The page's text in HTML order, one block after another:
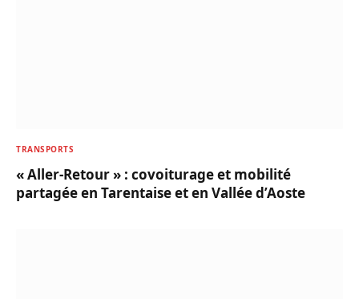
TRANSPORTS
« Aller-Retour » : covoiturage et mobilité
partagée en Tarentaise et en Vallée d’Aoste